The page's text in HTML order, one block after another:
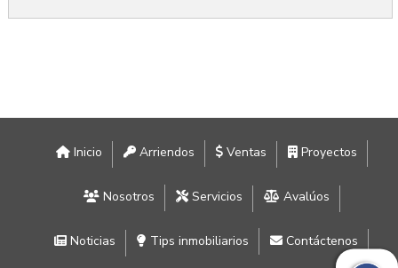
Inicio Arriendos Ventas Proyectos
Nosotros Servicios Avalúos
Noticias Tips inmobiliarios Contáctenos